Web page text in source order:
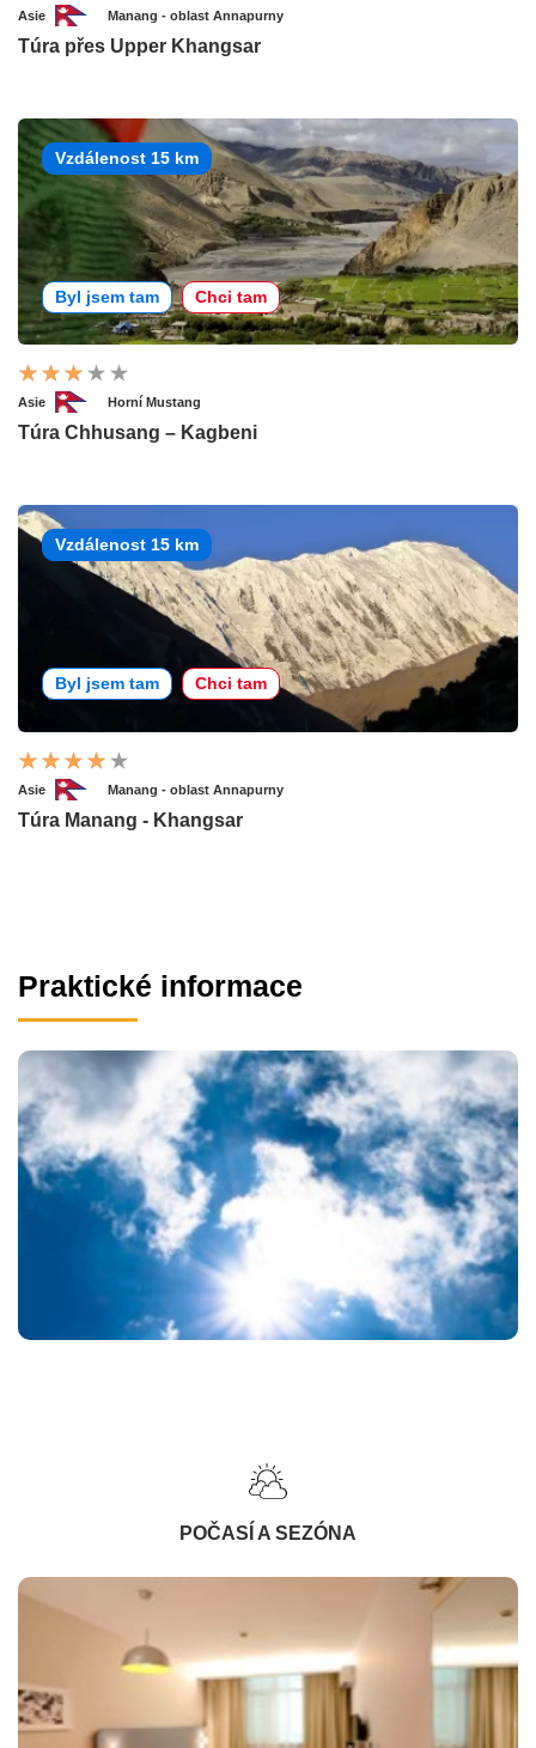
Asie Manang - oblast Annapurny
Túra přes Upper Khangsar
Vzdálenost 15 km
Byl jsem tam Chci tam
Asie Horní Mustang
Túra Chhusang – Kagbeni
Vzdálenost 15 km
Byl jsem tam Chci tam
Asie Manang - oblast Annapurny
Túra Manang - Khangsar
Praktické informace
POČASÍ A SEZÓNA